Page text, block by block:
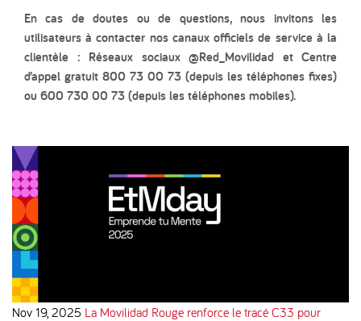
En cas de doutes ou de questions, nous invitons les
utilisateurs à contacter nos canaux officiels de service à la
clientèle : Réseaux sociaux @Red_Movilidad et Centre
d’appel gratuit 800 73 00 73 (depuis les téléphones fixes)
ou 600 730 00 73 (depuis les téléphones mobiles).
Nov 19, 2025 La Movilidad Rouge renforce le tracé C33 pour